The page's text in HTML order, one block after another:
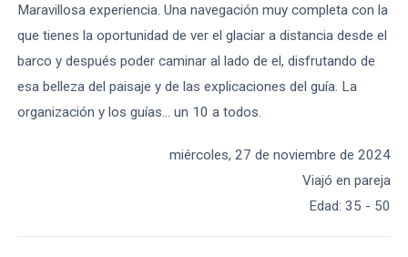
Maravillosa experiencia. Una navegación muy completa con la
que tienes la oportunidad de ver el glaciar a distancia desde el
barco y después poder caminar al lado de el, disfrutando de
esa belleza del paisaje y de las explicaciones del guía. La
organización y los guías... un 10 a todos.
miércoles, 27 de noviembre de 2024
Viajó en pareja
Edad: 35 - 50